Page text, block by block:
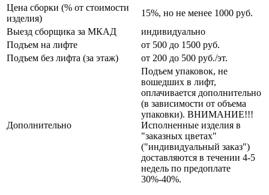
Цена сборки (% от стоимости
изделия)
15%, но не менее 1000 руб.
Выезд сборщика за МКАД
индивидуально
Подъем на лифте
от 500 до 1500 руб.
Подъем без лифта (за этаж)
от 200 до 500 руб./эт.
Дополнительно
Подъем упаковок, не
вошедших в лифт,
оплачивается дополнительно
(в зависимости от объема
упаковки). ВНИМАНИЕ!!!
Исполненные изделия в
"заказных цветах"
("индивидуальный заказ")
доставляются в течении 4-5
недель по предоплате
30%-40%.